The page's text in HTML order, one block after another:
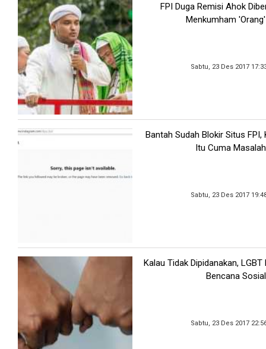
FPI Duga Remisi Ahok
Menkumham 'Orang'
Sabtu, 23 Des 2017
Bantah Sudah Blokir Situs
Itu Cuma
Sabtu, 23 Des 2017
Kalau Tidak Dipidanakan,
Bencana Sosial
Sabtu, 23 Des 2017